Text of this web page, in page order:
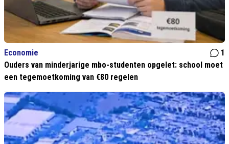
Economie
1
Ouders van minderjarige mbo-studenten opgelet: school moet
een tegemoetkoming van €80 regelen